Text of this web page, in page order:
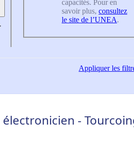
capacités. Pour en
savoir plus, consultez
le site de l’UNEA.
Appliquerles
-